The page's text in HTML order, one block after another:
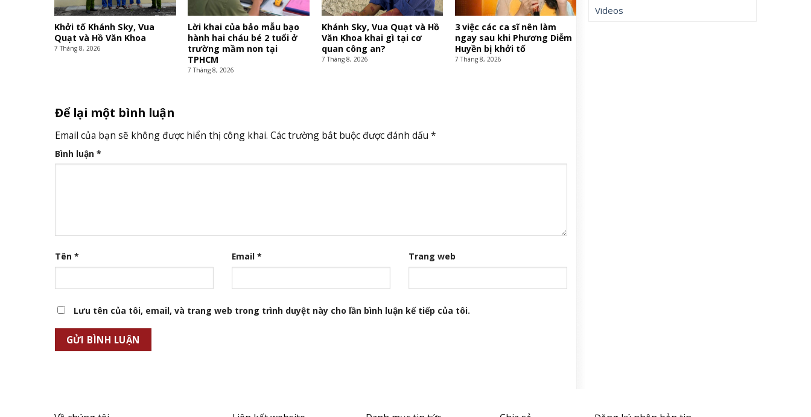
Khởi tố Khánh Sky, Vua
Quạt và Hồ Văn Khoa
7 Tháng 8, 2026
Lời khai của bảo mẫu bạo
hành hai cháu bé 2 tuổi ở
trường mầm non tại
TPHCM
7 Tháng 8, 2026
Khánh Sky, Vua Quạt và Hồ
Văn Khoa khai gì tại cơ
quan công an?
7 Tháng 8, 2026
3 việc các ca sĩ nên làm
ngay sau khi Phương Diễm
Huyền bị khởi tố
7 Tháng 8, 2026
Để lại một bình luận
Email của bạn sẽ không được hiển thị công khai. Các trường bắt buộc được đánh dấu *
Bình luận *
Tên * Email * Trang web
Lưu tên của tôi, email, và trang web trong trình duyệt này cho lần bình luận kế tiếp của tôi.
Videos